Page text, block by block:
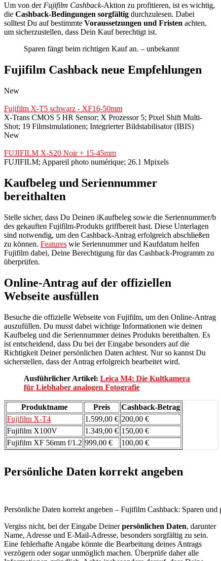
Um von der Fujifilm Cashback-Aktion zu profitieren, ist es wichtig,
die Cashback-Bedingungen sorgfältig durchzulesen. Dabei
solltest Du auf bestimmte Voraussetzungen und Fristen achten,
um sicherzustellen, dass Dein Kauf berechtigt ist.
Sparen fängt beim richtigen Kauf an. – unbekannt
Fujifilm Cashback neue Empfehlungen
New
Fujifilm X-T5 schwarz - XF16-50mm
X-Trans CMOS 5 HR Sensor; X Prozessor 5; Pixel Shift Multi-
Shot; 19 Filmsimulationen; Integrierter Bildstabilisator (IBIS)
New
FUJIFILM X-S20 Noir + 15-45mm
FUJIFILM; Appareil photo numérique; 26.1 Mpixels
Kaufbeleg und Seriennummer
bereithalten
Stelle sicher, dass Du Deinen iKaufbeleg sowie die Seriennummer/b
des gekauften Fujifilm-Produkts griffbereit hast. Diese Unterlagen
sind notwendig, um den Cashback-Antrag erfolgreich abschließen
zu können. Features wie Seriennummer und Kaufdatum helfen
Fujifilm dabei, Deine Berechtigung für das Cashback-Programm zu
überprüfen.
Online-Antrag auf der offiziellen
Webseite ausfüllen
Besuche die offizielle Webseite von Fujifilm, um den Online-Antrag
auszufüllen. Du musst dabei wichtige Informationen wie deinen
Kaufbeleg und die Seriennummer deines Produkts bereithalten. Es
ist entscheidend, dass Du bei der Eingabe besonders auf die
Richtigkeit Deiner persönlichen Daten achtest. Nur so kannst Du
sicherstellen, dass der Antrag erfolgreich bearbeitet wird.
Ausführlicher Artikel: Leica M4: Die Kultkamera
für Liebhaber analogen Fotografie
Produktname Preis
Cashback-Betrag
Fujifilm X-T4
1.599,00 € 200,00 €
Fujifilm X100V
1.349,00 € 150,00 €
Fujifilm XF 56mm f/1.2 999,00 € 100,00 €
Persönliche Daten korrekt angeben
Persönliche Daten korrekt angeben – Fujifilm Cashback: Sparen und
Vergiss nicht, bei der Eingabe Deinerpersönlichen Daten, darunter
Name, Adresse und E-Mail-Adresse, besonders sorgfältig zu sein.
Eine fehlerhafte Angabe könnte die Bearbeitung deines Antrags
verzögern oder sogar unmöglich machen. Überprüfe daher alle